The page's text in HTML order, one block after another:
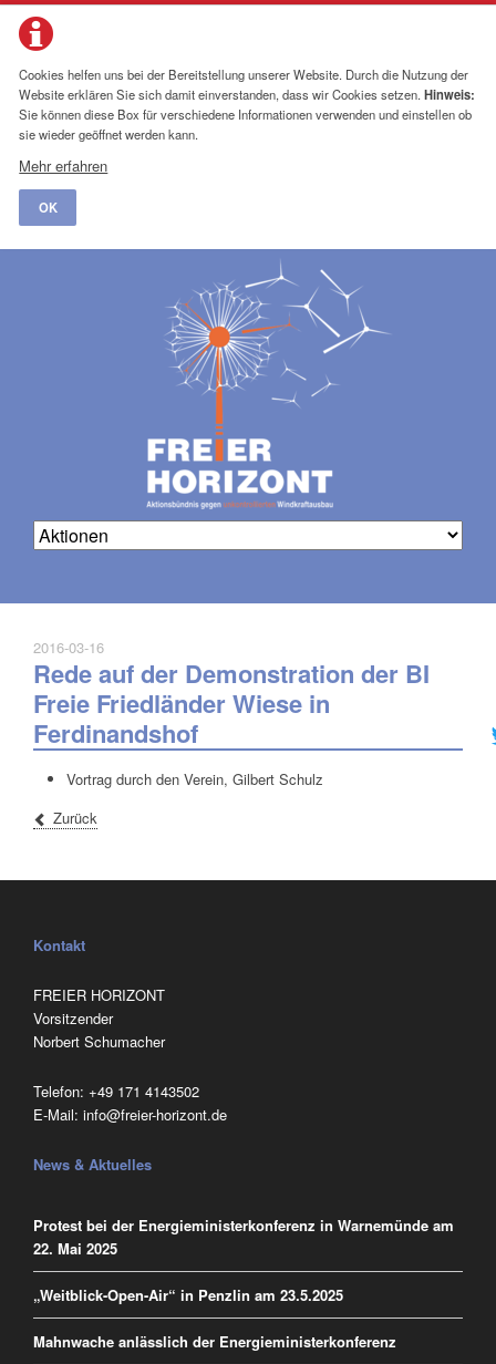
Cookies helfen uns bei der Bereitstellung unserer Website. Durch die Nutzung der
Website erklären Sie sich damit einverstanden, dass wir Cookies setzen.Hinweis:
Sie können diese Box für verschiedene Informationen verwenden und einstellen ob
sie wieder geöffnet werden kann.
Mehr erfahren
OK
2016-03-16
Rede auf der Demonstration der BI
Freie Friedländer Wiese in
Ferdinandshof
Vortrag durch den Verein, Gilbert Schulz
Zurück
Kontakt
FREIER HORIZONT
Vorsitzender
Norbert Schumacher
Telefon: ‭+49 171 4143502
E-Mail: info@freier-horizont.de
News & Aktuelles
Protest bei der Energieministerkonferenz in Warnemünde am
22. Mai 2025
„Weitblick-Open-Air“ in Penzlin am 23.5.2025
Mahnwache anlässlich der Energieministerkonferenz